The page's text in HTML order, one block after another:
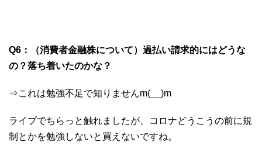
Q6：​（消費者金融株について）過払い請求的にはどうな
の？落ち着いたのかな？
⇒これは勉強不足で知りませんm(__)m
ライブでちらっと触れましたが、コロナどうこうの前に規
制とかを勉強しないと買えないですね。